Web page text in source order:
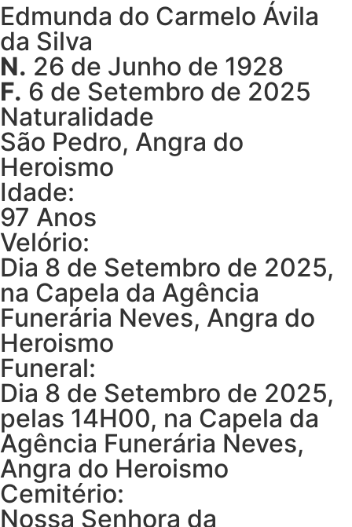
Edmunda do Carmelo Ávila
da Silva
N. 26 de Junho de 1928
F. 6 de Setembro de 2025
Naturalidade
São Pedro, Angra do
Heroismo
Idade:
97 Anos
Velório:
Dia 8 de Setembro de 2025,
na Capela da Agência
Funerária Neves, Angra do
Heroismo
Funeral:
Dia 8 de Setembro de 2025,
pelas 14H00, na Capela da
Agência Funerária Neves,
Angra do Heroismo
Cemitério:
Nossa Senhora da